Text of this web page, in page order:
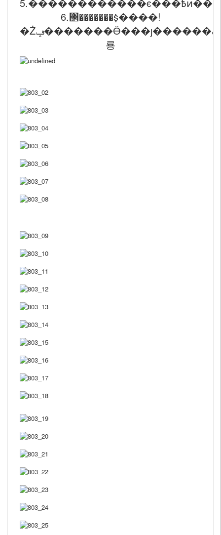
6.΢�������ṩ����!
�Żݡ�������Ӫ���ȷ������ڱ����Դ���ڣ���ɨ���·���ά�
룡